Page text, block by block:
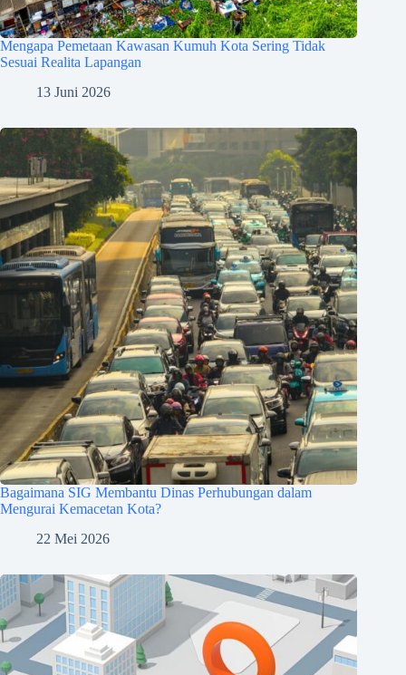
Mengapa Pemetaan Kawasan Kumuh Kota Sering Tidak
Sesuai Realita Lapangan
13 Juni 2026
Bagaimana SIG Membantu Dinas Perhubungan dalam
Mengurai Kemacetan Kota?
22 Mei 2026